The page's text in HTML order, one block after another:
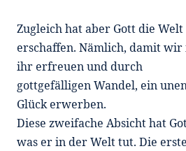
Zugleich hat aber Gott die
erschaffen. Nämlich, damit
ihr erfreuen und durch
gottgefälligen Wandel, ein
Glück erwerben.
Diese zweifache Absicht hat
was er in der Welt tut. Die